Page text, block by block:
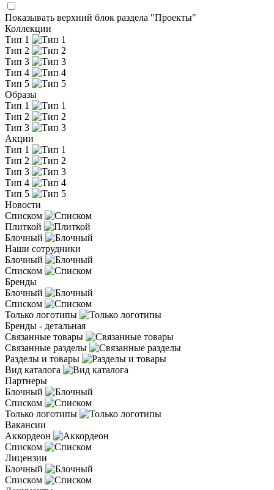
Показывать верхний блок раздела "Проекты"
Коллекции
Тип 1
Тип 2
Тип 3
Тип 4
Тип 5
Образы
Тип 1
Тип 2
Тип 3
Акции
Тип 1
Тип 2
Тип 3
Тип 4
Тип 5
Новости
Списком
Плиткой
Блочный
Наши сотрудники
Блочный
Списком
Бренды
Блочный
Списком
Только логотипы
Бренды - детальная
Связанные товары
Связанные разделы
Разделы и товары
Вид каталога
Партнеры
Блочный
Списком
Только логотипы
Вакансии
Аккордеон
Списком
Лицензии
Блочный
Списком